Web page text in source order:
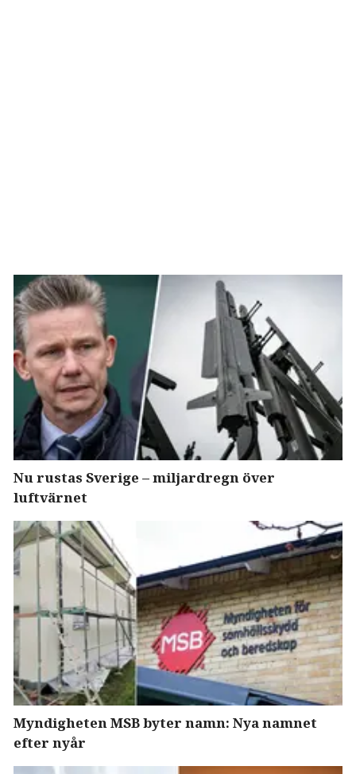
Nu rustas Sverige – miljardregn över
luftvärnet
Myndigheten MSB byter namn: Nya namnet
efter nyår